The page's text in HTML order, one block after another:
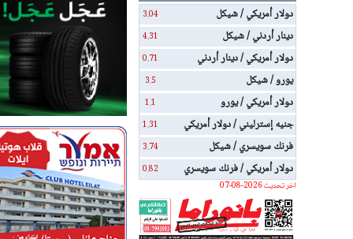
دولار أمريكي / شيكل
3.04
دينار أردني / شيكل 4.31
دولار أمريكي / دينار أردني 0.71
يورو / شيكل 3.5
دولار أمريكي / يورو 1.1
جنيه إسترليني / دولار أمريكي 1.31
فرنك سويسري / شيكل 3.74
دولار أمريكي / فرنك سويسري
0.82
اخر تحديث 2026-08-07